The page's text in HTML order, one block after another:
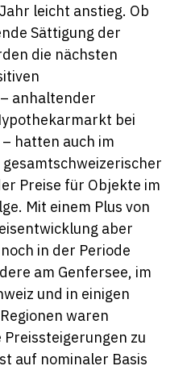
leicht anstieg. Ob
Sättigung der
die nächsten
anhaltender
bei
hatten auch im
Preise für Objekte im
Mit einem Plus von
aber
in der Periode
am Genfersee, im
und in einigen
waren
zu
auf nominaler Basis